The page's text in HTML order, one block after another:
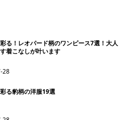
る！レオパード柄のワンピース7選！大人
着こなしが叶います
28
る豹柄の洋服19選